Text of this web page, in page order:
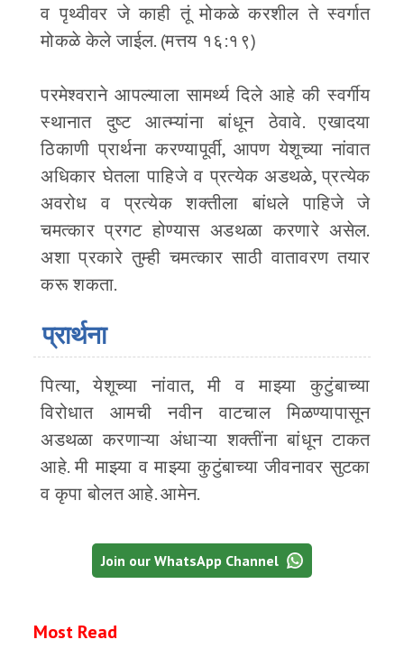
व पृथ्वीवर जे काही तूं मोकळे करशील ते स्वर्गात
मोकळे केले जाईल. (मत्तय १६:१९)
परमेश्वराने आपल्याला सामर्थ्य दिले आहे की स्वर्गीय
स्थानात दुष्ट आत्म्यांना बांधून ठेवावे. एखादया
ठिकाणी प्रार्थना करण्यापूर्वी, आपण येशूच्या नांवात
अधिकार घेतला पाहिजे व प्रत्येक अडथळे, प्रत्येक
अवरोध व प्रत्येक शक्तीला बांधले पाहिजे जे
चमत्कार प्रगट होण्यास अडथळा करणारे असेल.
अशा प्रकारे तुम्ही चमत्कार साठी वातावरण तयार
करू शकता.
प्रार्थना
पित्या, येशूच्या नांवात, मी व माझ्या कुटुंबाच्या
विरोधात आमची नवीन वाटचाल मिळण्यापासून
अडथळा करणाऱ्या अंधाऱ्या शक्तींना बांधून टाकत
आहे. मी माझ्या व माझ्या कुटुंबाच्या जीवनावर सुटका
व कृपा बोलत आहे. आमेन.
Join our WhatsApp Channel
Most Read